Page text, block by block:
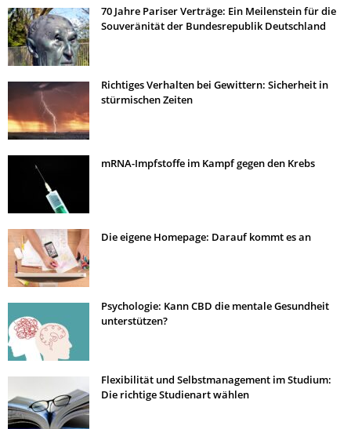
70 Jahre Pariser Verträge: Ein Meilenstein für die
Souveränität der Bundesrepublik Deutschland
Richtiges Verhalten bei Gewittern: Sicherheit in
stürmischen Zeiten
mRNA-Impfstoffe im Kampf gegen den Krebs
Die eigene Homepage: Darauf kommt es an
Psychologie: Kann CBD die mentale Gesundheit
unterstützen?
Flexibilität und Selbstmanagement im Studium:
Die richtige Studienart wählen